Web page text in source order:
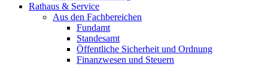
Rathaus & Service
Aus den Fachbereichen
Fundamt
Standesamt
Öffentliche Sicherheit und Ordnung
Finanzwesen und Steuern